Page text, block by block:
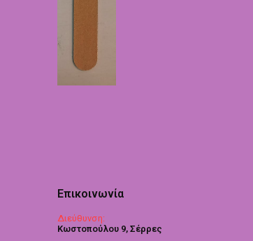
Επικοινωνία
Διεύθυνση:
Κωστοπούλου 9, Σέρρες